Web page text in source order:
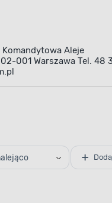
Komandytowa Aleje
001 Warszawa Tel. 48